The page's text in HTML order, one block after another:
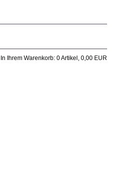
In Ihrem Warenkorb: 0Artikel, 0,00 EUR